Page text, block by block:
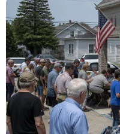
03/09/2023 01:26
Cú va chạm mạnh giữa
ngược chiều nhau
trong đó có một người